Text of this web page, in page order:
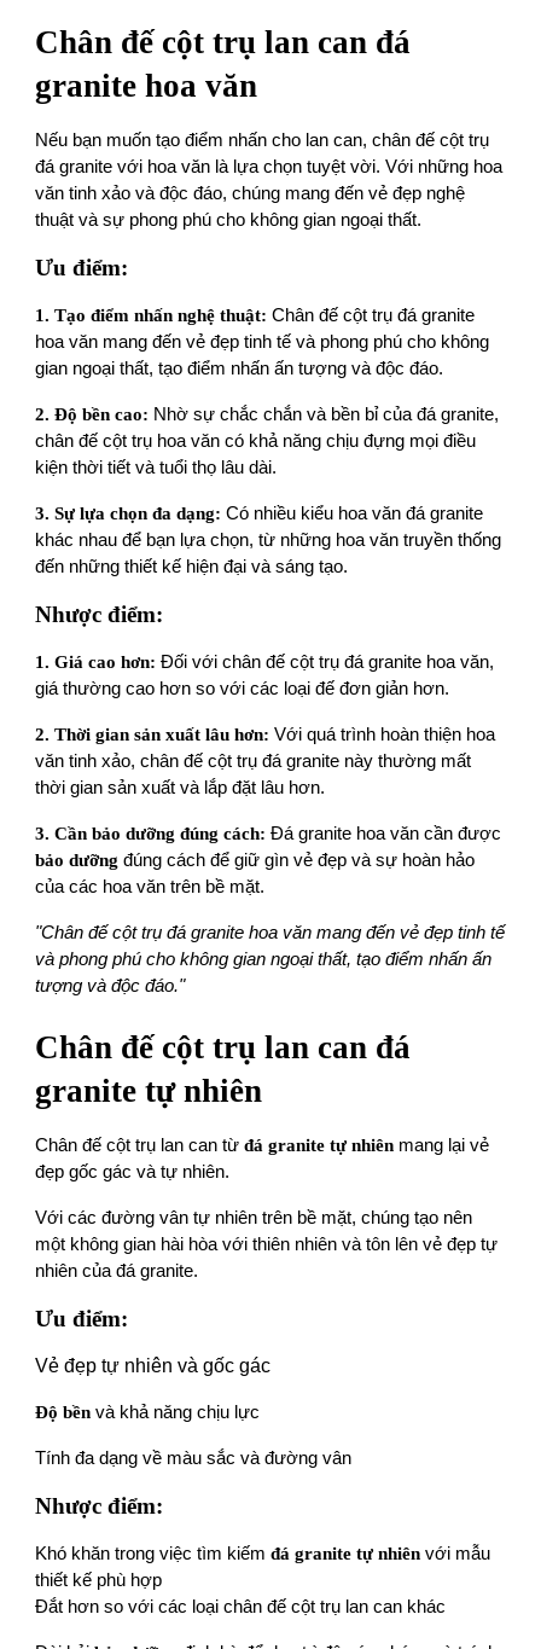
Chân đế cột trụ lan can đá
granite hoa văn
Nếu bạn muốn tạo điểm nhấn cho lan can, chân đế cột trụ
đá granite với hoa văn là lựa chọn tuyệt vời. Với những hoa
văn tinh xảo và độc đáo, chúng mang đến vẻ đẹp nghệ
thuật và sự phong phú cho không gian ngoại thất.
Ưu điểm:
1. Tạo điểm nhấn nghệ thuật: Chân đế cột trụ đá granite
hoa văn mang đến vẻ đẹp tinh tế và phong phú cho không
gian ngoại thất, tạo điểm nhấn ấn tượng và độc đáo.
2. Độ bền cao: Nhờ sự chắc chắn và bền bỉ của đá granite,
chân đế cột trụ hoa văn có khả năng chịu đựng mọi điều
kiện thời tiết và tuổi thọ lâu dài.
3. Sự lự a chọn đa dạng: Có nhiều kiểu hoa văn đá granite
khác nhau để bạn lựa chọn, từ những hoa văn truyền thống
đến những thiết kế hiện đại và sáng tạo.
Nhược điểm:
1. Giá cao hơn: Đối với chân đế cột trụ đá granite hoa văn,
g iá thường cao hơn so với các loại đế đơn giản hơn.
2. Thời gian sản xuất lâu hơn: Với quá trình hoàn thiện hoa
văn tinh xảo, chân đế cột trụ đá granite này thường mất
thời gian sản xuất và lắp đặt lâu hơn.
3. Cần bảo dưỡng đúng cách: Đá granite hoa văn cần được
bảo dưỡng đúng cách để giữ gìn vẻ đẹp và sự hoàn hảo
của các hoa văn trên bề mặt.
"Chân đế cột trụ đá granite hoa văn mang đến vẻ đẹp tinh tế
và phong phú cho không gian ngoại thất, tạo điểm nhấn ấn
tượng và độc đáo."
Chân đế cột trụ lan can đá
granite tự nhiên
Chân đế cột trụ lan can từđá granite tự nhiên mang lại vẻ
đẹp gốc gác và tự nhiên.
Với các đường vân tự nhiên trên bề mặt, chúng tạo nên
một không gian hài hòa với thiên nhiên và tôn lên vẻ đẹp tự
nhiên của đá granite.
Ưu điểm:
Vẻ đẹp tự nhiên và gốc gác
Độ bền và khả năng chịu lực
Tính đa dạng về màu sắc và đường vân
Nhược điểm:
Khó khăn trong việc tìm kiếmđá granite tự nhiên với mẫu
thiết kế phù hợp
Đắt hơn so với các loại chân đế cột trụ lan can khác